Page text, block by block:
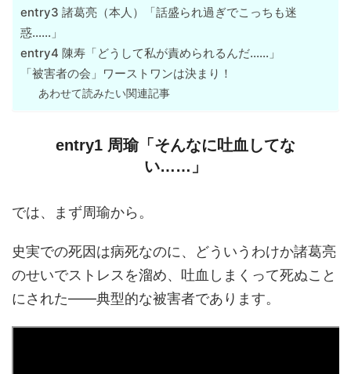
entry3 諸葛亮（本人）「話盛られ過ぎでこっちも迷
惑……」
entry4 陳寿「どうして私が責められるんだ……」
「被害者の会」ワーストワンは決まり！
あわせて読みたい関連記事
entry1 周瑜「そんなに吐血してな
い……」
では、まず周瑜から。
史実での死因は病死なのに、どういうわけか諸葛亮
のせいでストレスを溜め、吐血しまくって死ぬこと
にされた――典型的な被害者であります。